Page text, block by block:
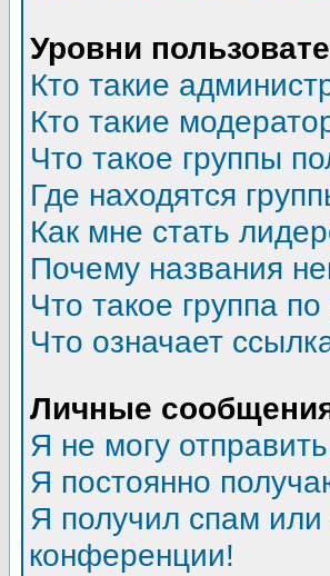
Уровни
Кто такие
Кто такие
Что такое группы
Где находятся
Как мне стать
Почему названия
Что такое группа
Что означает
Личные
Я не могу
Я постоянно
Я получил спам или
конференции!